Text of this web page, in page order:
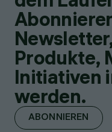
Produkte,
Initiativen
werden.
ABONNIEREN